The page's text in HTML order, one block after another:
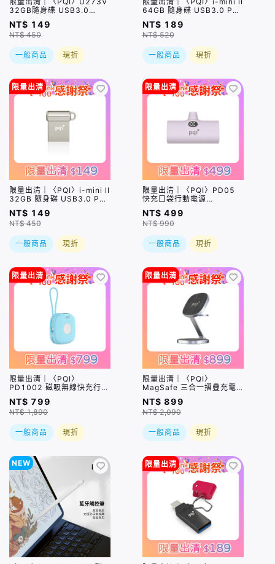
32GB隨身碟 USB3.0
Traveling Disk（顏色隨機
出貨）
NT$ 149
NT$ 450
一般商品 現折
64GB 隨身碟 USB3.0 Pen
Drive 銀色
NT$ 189
NT$ 520
一般商品 現折
限量出清
限量出清｜〈PQI〉i-mini ll
32GB 隨身碟 USB3.0 Pen
Drive 銀色
NT$ 149
NT$ 450
一般商品 現折
限量出清
限量出清｜〈PQI〉PD05
快充口袋行動電源
20W（USB-C）盒損品
NT$ 499
NT$ 990
一般商品 現折
限量出清
限量出清｜〈PQI〉
PD1002 磁吸無線快充行動
電源｜內建USB-C充電線
盒損品
NT$ 799
NT$ 1,890
一般商品 現折
限量出清
限量出清｜〈PQI〉
MagSafe 三合一摺疊充電
座 (WCC2301) (iPhone、
Apple Watch、AirPods適
用) 盒損品
NT$ 899
NT$ 2,090
一般商品 現折
NEW 限量出清